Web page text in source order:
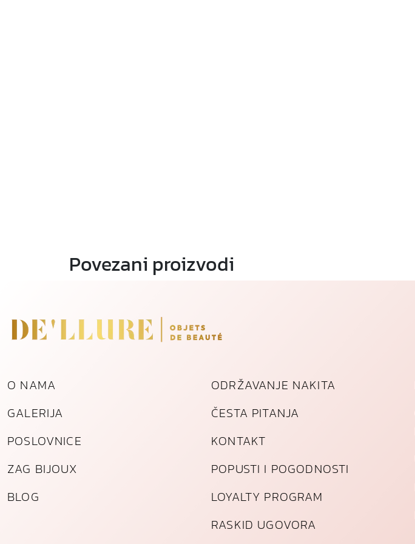
Povezani proizvodi
O NAMA
GALERIJA
POSLOVNICE
ZAG BIJOUX
BLOG
ODRŽAVANJE NAKITA
ČESTA PITANJA
KONTAKT
POPUSTI I POGODNOSTI
LOYALTY PROGRAM
RASKID UGOVORA